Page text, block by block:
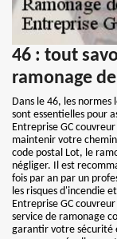
46 : tout
ramonage
Dans le 46, les
sont essentielles pour
Entreprise GC
maintenir votre
code postal Lot, le
négliger. Il est
fois par an par un
les risques d'incendie
Entreprise GC
service de ramonage
garantir votre sécurité